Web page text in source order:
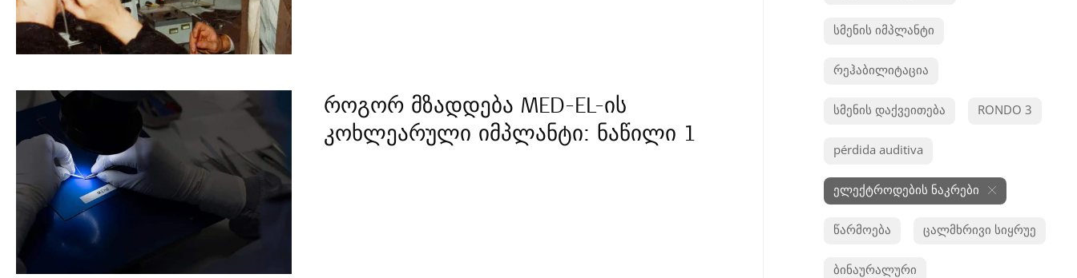
როგორ მზადდება MED-EL-ის
კოხლეარული იმპლანტი: ნაწილი 1
სმენის იმპლანტი
რეჰაბილიტაცია
სმენის დაქვეითება RONDO 3
pérdida auditiva
ელექტროდების ნაკრები
წარმოება ცალმხრივი სიყრუე
ბინაურალური